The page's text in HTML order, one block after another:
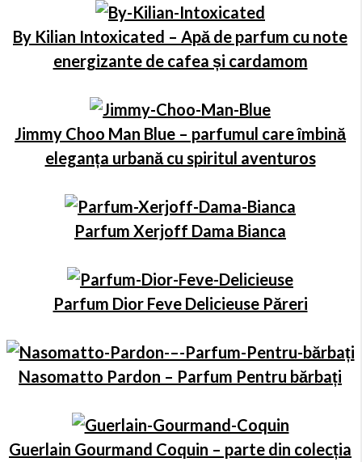
By Kilian Intoxicated – Apă de parfum cu note
energizante de cafea și cardamom
Jimmy Choo Man Blue – parfumul care îmbină
eleganța urbană cu spiritul aventuros
Parfum Xerjoff Dama Bianca
Parfum Dior Feve Delicieuse Păreri
Nasomatto Pardon – Parfum Pentru bărbați
Guerlain Gourmand Coquin – parte din colecția